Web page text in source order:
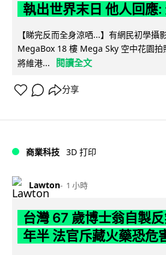
執出世界末日 他人回應
【睇完反而全身涼哂...】有網民初學攝
MegaBox 18 樓 Mega Sky 空中花園拍
將維港...
閱讀全文
分享
商業科技 3D 打印
Lawton 1 小時
台灣 67 歲博士翁自製
年半 法官斥藏火藥恐危